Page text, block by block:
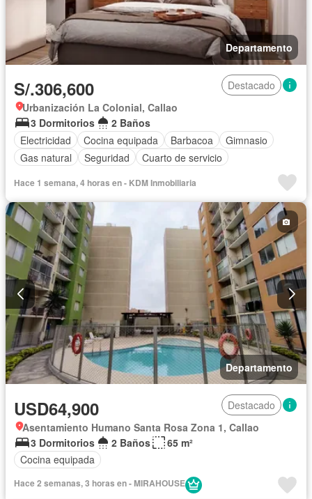
Departamento
S/.306,600
Destacado
Urbanización La Colonial, Callao
3 Dormitorios
2 Baños
Electricidad
Cocina equipada Barbacoa
Gimnasio
Gas natural
Seguridad Cuarto de servicio
Hace 1 semana, 4 horas en - KDM Inmobiliaria
Departamento
USD64,900
Destacado
Asentamiento Humano Santa Rosa Zona 1, Callao
3 Dormitorios
2 Baños
65 m²
Cocina equipada
Hace 2 semanas, 3 horas en - MIRAHOUSE